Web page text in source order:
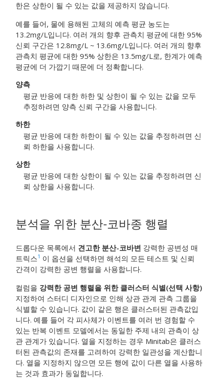
한은 상한이 될 수 있는 값을 제공하지 않습니다.
예를 들어, 물에 용해된 고체의 예측 평균 농도는
13.2mg/L입니다. 여러 개의 향후 관측치 평균에 대한 95%
신뢰 구간은 12.8mg/L ~ 13.6mg/L입니다. 여러 개의 향후
관측치 평균에 대한 95% 상한은 13.5mg/L로, 한계가 예측
평균에 더 가깝기 때문에 더 정확합니다.
양측
평균 반응에 대한 하한 및 상한이 될 수 있는 값을 모두
추정하려면 양측 신뢰 구간을 사용합니다.
하한
평균 반응에 대한 하한이 될 수 있는 값을 추정하려면 신
뢰 하한을 사용합니다.
상한
평균 반응에 대한 상한이 될 수 있는 값을 추정하려면 신
뢰 상한을 사용합니다.
분석을 위한 분산-코바종 행렬
드롭다운 목록에서 견고한 분산-코바변 강력한 공변성 매
트릭스1 이 옵션을 선택하면 해석의 모든 테스트 및 신뢰
간격이 강력한 공변 행렬을 사용합니다.
컬럼을 강력한 공변 행렬을 위한 클러스터 식별(선택 사항)
지정하여 스터디 디자인으로 인해 상관 관계 관측 그룹을
식별할 수 있습니다. 값이 같은 행은 클러스터된 관측값입
니다. 예를 들어 각 피사체가 이벤트를 여러 번 경험할 수
있는 반복 이벤트 모델에서는 동일한 주제 내의 관측이 상
관 관계가 있습니다. 열을 지정하는 경우 Minitab은 클러스
터된 관측값의 존재를 고려하여 강력한 일관성을 계산합니
다. 열을 지정하지 않으면 모든 행에 값이 다른 열을 사용하
는 것과 효과가 동일합니다.